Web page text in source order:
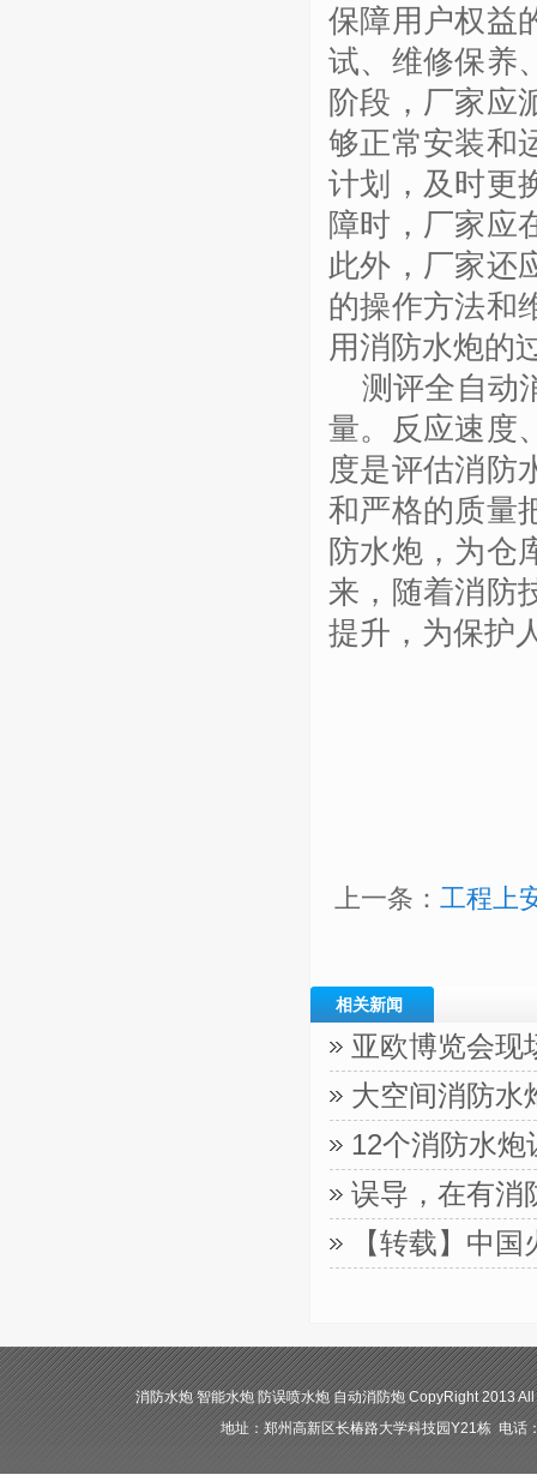
保障用户权益
试、维修保养
阶段，厂家应
够正常安装和
计划，及时更
障时，厂家应
此外，厂家还
的操作方法和
用消防水炮的
测评全自动
量。反应速度
度是评估消防
和严格的质量
防水炮，为仓
来，随着消防
提升，为保护
上一条： 工程上
相关新闻
亚欧博览会现
大空间消防水
12个消防水
误导，在有消
【转载】中
消防水炮 智能水炮 防误喷水炮 自动消防炮 CopyRight 2013
地址：郑州高新区长椿路大学科技园Y21栋 电